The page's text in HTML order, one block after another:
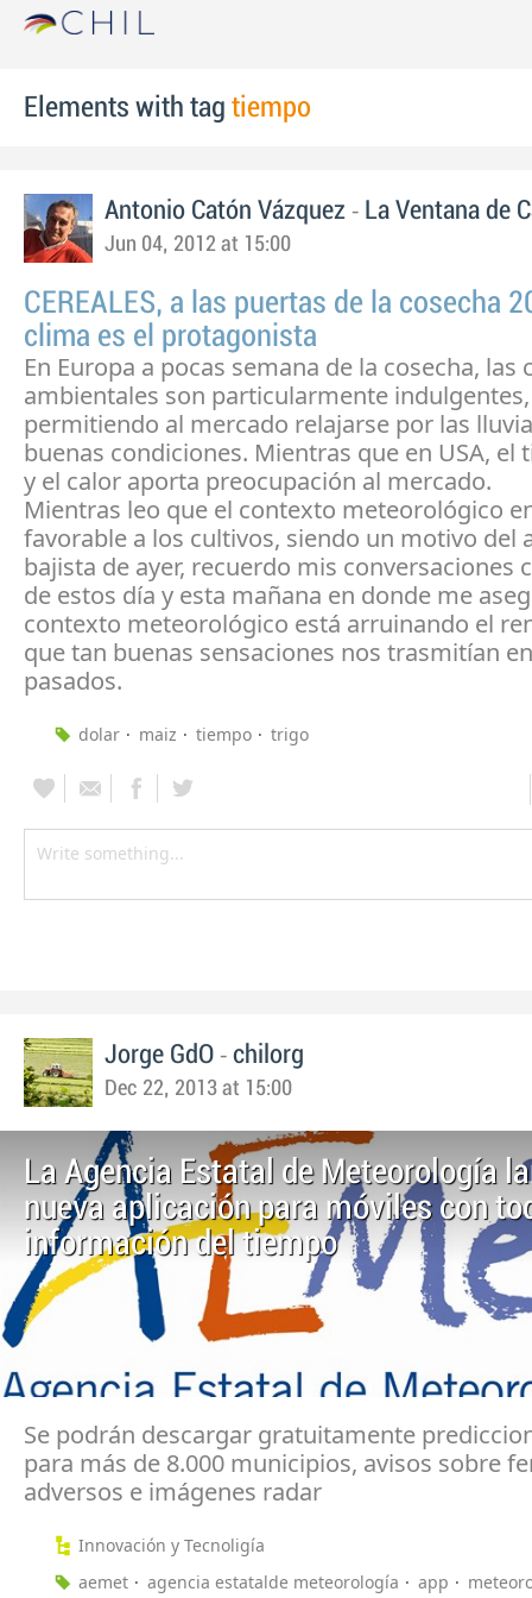
Elements with tag tiempo
Antonio Catón Vázquez - La Ventana de
Jun 04, 2012 at 15:00
CEREALES, a las puertas de la cosecha
clima es el protagonista
En Europa a pocas semana de la cosecha, las
ambientales son particularmente indulgentes,
permitiendo al mercado relajarse por las
buenas condiciones. Mientras que en USA, el
y el calor aporta preocupación al mercado.
Mientras leo que el contexto meteorológico
favorable a los cultivos, siendo un motivo del
bajista de ayer, recuerdo mis conversaciones
de estos día y esta mañana en donde me
contexto meteorológico está arruinando el
que tan buenas sensaciones nos trasmitían
pasados.
dolar maiz tiempo trigo
Jorge GdO - chilorg
Dec 22, 2013 at 15:00
La Agencia Estatal de Meteorología
nueva aplicación para móviles con
información del tiempo
Se podrán descargar gratuitamente
para más de 8.000 municipios, avisos sobre
adversos e imágenes radar
Innovación y Tecnoligía
aemet
agencia estatalde meteorología app